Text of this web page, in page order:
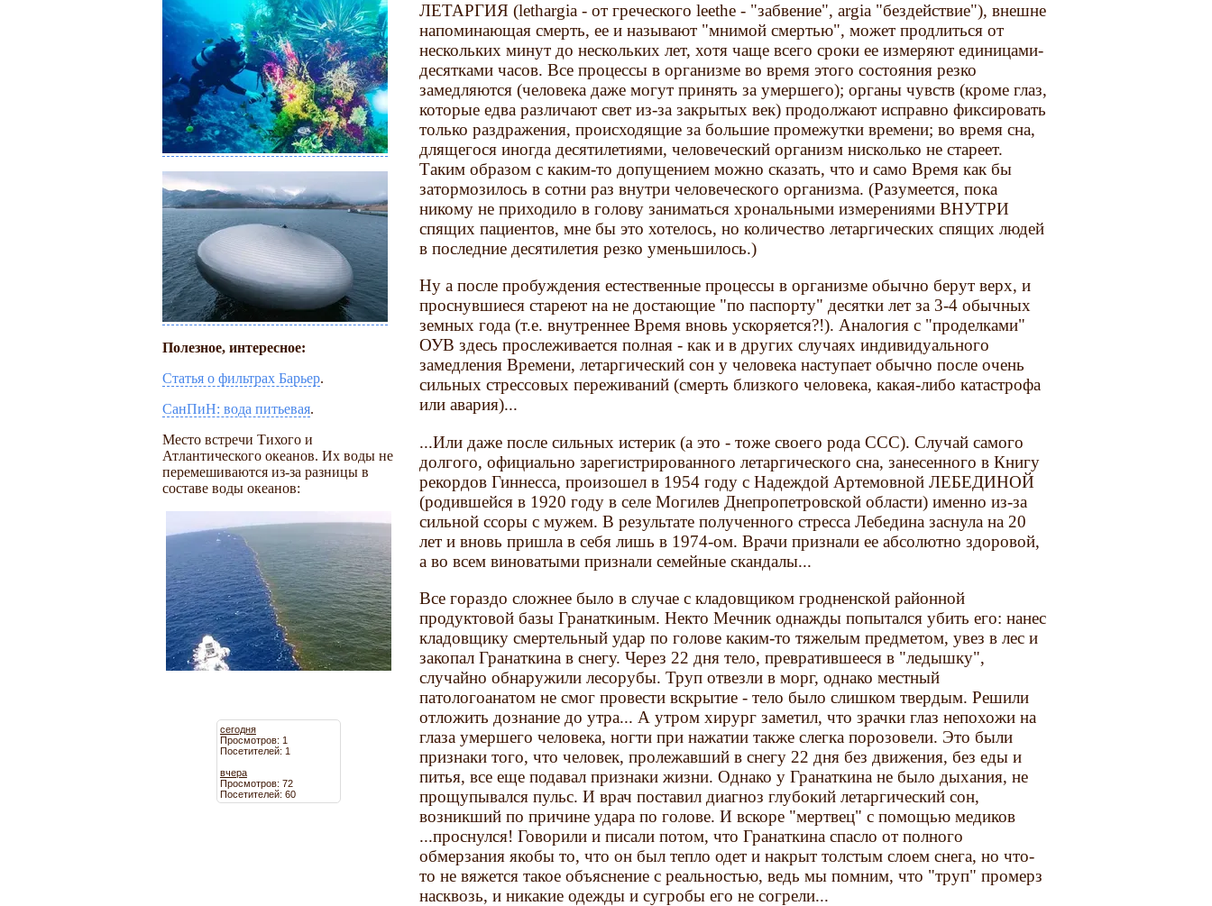
Полезное, интересное:
Статья о фильтрах Барьер.
СанПиН: вода питьевая.
Место встречи Тихого и
Атлантического океанов. Их воды не
перемешиваются из-за разницы в
составе воды океанов:
сегодня
Просмотров: 1
Посетителей: 1
вчера
Просмотров: 72
Посетителей: 60
ЛЕТАРГИЯ (lethargia - от греческого leethe - "забвение", argia "бездействие"), внешне
напоминающая смерть, ее и называют "мнимой смертью", может продлиться от
нескольких минут до нескольких лет, хотя чаще всего сроки ее измеряют единицами-
десятками часов. Все процессы в организме во время этого состояния резко
замедляются (человека даже могут принять за умершего); органы чувств (кроме глаз,
которые едва различают свет из-за закрытых век) продолжают исправно фиксировать
только раздражения, происходящие за большие промежутки времени; во время сна,
длящегося иногда десятилетиями, человеческий организм нисколько не стареет.
Таким образом с каким-то допущением можно сказать, что и само Время как бы
затормозилось в сотни раз внутри человеческого организма. (Разумеется, пока
никому не приходило в голову заниматься хрональными измерениями ВНУТРИ
спящих пациентов, мне бы это хотелось, но количество летаргических спящих людей
в последние десятилетия резко уменьшилось.)
Ну а после пробуждения естественные процессы в организме обычно берут верх, и
проснувшиеся стареют на не достающие "по паспорту" десятки лет за 3-4 обычных
земных года (т.е. внутреннее Время вновь ускоряется?!). Аналогия с "проделками"
ОУВ здесь прослеживается полная - как и в других случаях индивидуального
замедления Времени, летаргический сон у человека наступает обычно после очень
сильных стрессовых переживаний (смерть близкого человека, какая-либо катастрофа
или авария)...
...Или даже после сильных истерик (а это - тоже своего рода ССС). Случай самого
долгого, официально зарегистрированного летаргического сна, занесенного в Книгу
рекордов Гиннесса, произошел в 1954 году с Надеждой Артемовной ЛЕБЕДИНОЙ
(родившейся в 1920 году в селе Могилев Днепропетровской области) именно из-за
сильной ссоры с мужем. В результате полученного стресса Лебедина заснула на 20
лет и вновь пришла в себя лишь в 1974-ом. Врачи признали ее абсолютно здоровой,
а во всем виноватыми признали семейные скандалы...
Все гораздо сложнее было в случае с кладовщиком гродненской районной
продуктовой базы Гранаткиным. Некто Мечник однажды попытался убить его: нанес
кладовщику смертельный удар по голове каким-то тяжелым предметом, увез в лес и
закопал Гранаткина в снегу. Через 22 дня тело, превратившееся в "ледышку",
случайно обнаружили лесорубы. Труп отвезли в морг, однако местный
патологоанатом не смог провести вскрытие - тело было слишком твердым. Решили
отложить дознание до утра... А утром хирург заметил, что зрачки глаз непохожи на
глаза умершего человека, ногти при нажатии также слегка порозовели. Это были
признаки того, что человек, пролежавший в снегу 22 дня без движения, без еды и
питья, все еще подавал признаки жизни. Однако у Гранаткина не было дыхания, не
прощупывался пульс. И врач поставил диагноз глубокий летаргический сон,
возникший по причине удара по голове. И вскоре "мертвец" с помощью медиков
...проснулся! Говорили и писали потом, что Гранаткина спасло от полного
обмерзания якобы то, что он был тепло одет и накрыт толстым слоем снега, но что-
то не вяжется такое объяснение с реальностью, ведь мы помним, что "труп" промерз
насквозь, и никакие одежды и сугробы его не согрели...